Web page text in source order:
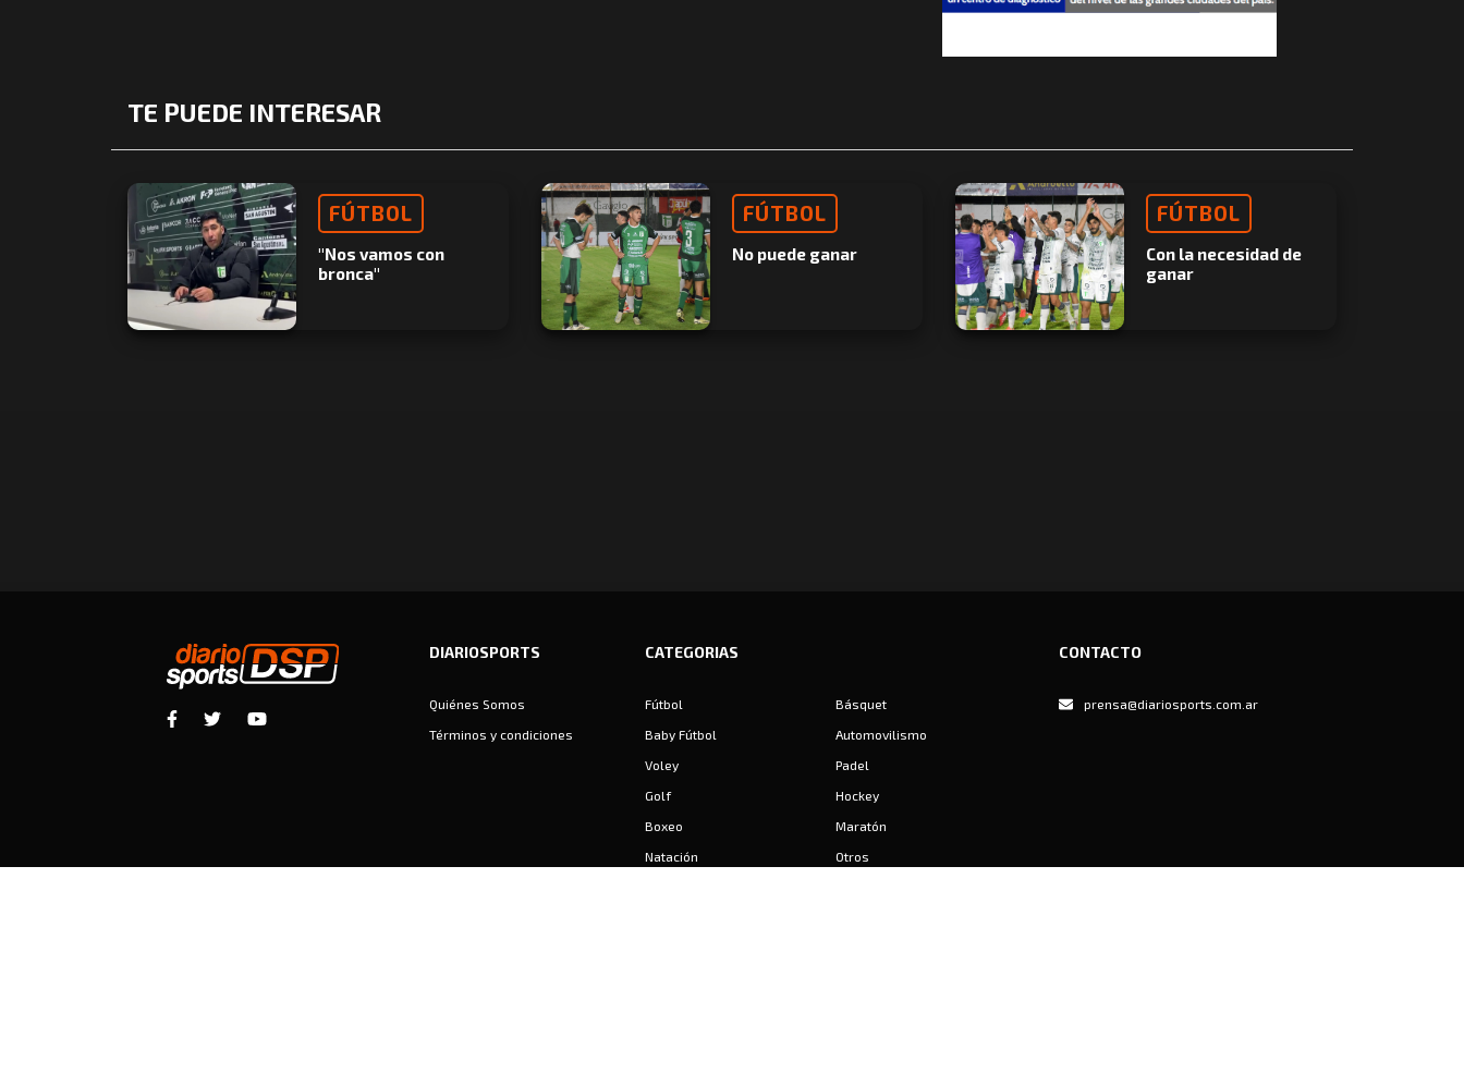
TE PUEDE INTERESAR
FÚTBOL
"Nos vamos con
bronca"
FÚTBOL
No puede ganar
FÚTBOL
Con la necesidad de
ganar
DIARIOSPORTS
Quiénes Somos
Términos y condiciones
CATEGORIAS
Fútbol
Básquet
Baby Fútbol
Automovilismo
Voley
Padel
Golf
Hockey
Boxeo
Maratón
Natación
Otros
CONTACTO
prensa@diariosports.com.ar